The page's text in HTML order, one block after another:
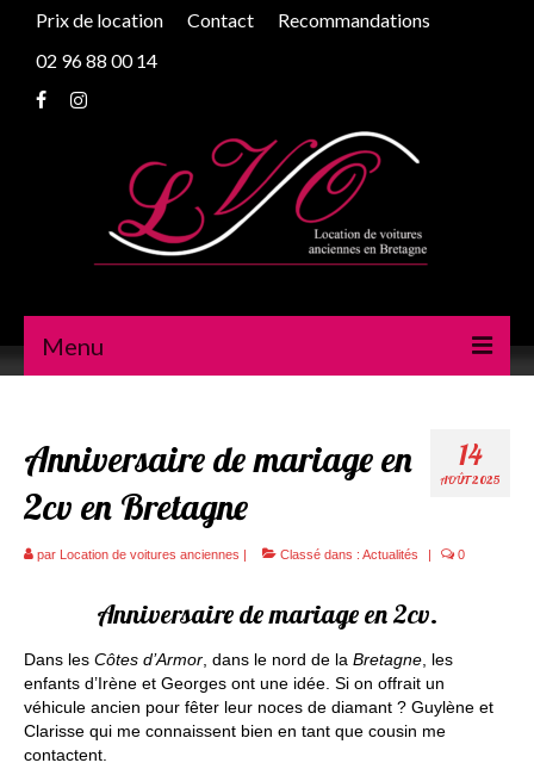
Prix de location Contact
Recommandations
02 96 88 00 14
Menu
Traction
2cv
Contact
Medias
Photos de mariage
Décoration de voiture
14
AOÛT 2025
Anniversaire de mariage en
2cv en Bretagne
par Location de voitures anciennes | Classé dans : Actualités | 0
Anniversaire de mariage en 2cv.
Dans les Côtes d’Armor , dans le nord de la Bretagne , les
enfants d’Irène et Georges ont une idée. Si on offrait un
véhicule ancien pour fêter leur noces de diamant ? Guylène et
Clarisse qui me connaissent bien en tant que cousin me
contactent.